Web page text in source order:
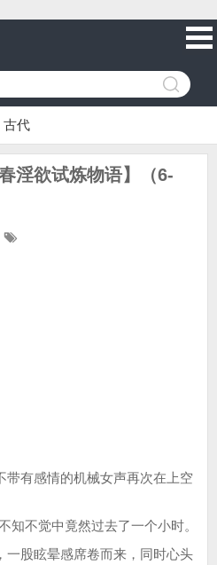
古代
淫欲试炼物语】（6-
有感情的机械女声再次在上空
不觉中竟然过去了一个小时。
股眩晕感席卷而来，同时心头